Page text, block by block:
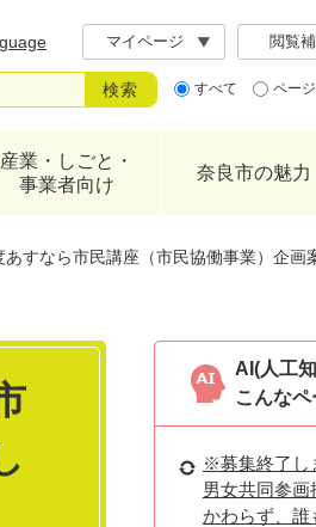
マイページ 閲覧
すべて ページ
産業・しごと・
事業者向け
奈良市の魅力
あすなら市民講座（市民協働事業）企画
AI(人工
こんな
※募集終了し
男女共同参
かわらず、誰